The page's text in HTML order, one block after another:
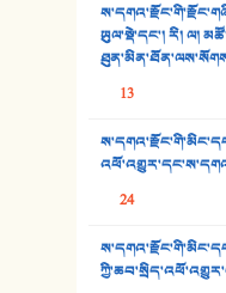
33.
34.
36.
38.
ཡུལ་སྡེ་དང་། རི། ལ།
13
24